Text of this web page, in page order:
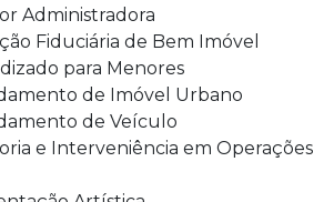
Administradora
Fiduciária de Bem Imóvel
para Menores
de Imóvel Urbano
de Veículo
e Interveniência em Operações